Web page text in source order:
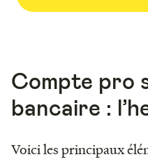
Compte pro
bancaire :
Voici les principaux